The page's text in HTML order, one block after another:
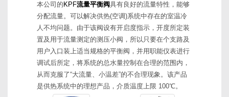
本公司的 KPF流量平衡阀具有良好的流量特性，能够
分配流量。可以解决供热(空调)系统中存在的室温冷
人不均问题。由于该阀设有开启度指示，开度所定装
置及用于流量测定的测压小阀，所以只要在个支路及
用户入口装上适当规格的平衡阀，并用职能仪表进行
调试后所定，将系统的总水量控制在合理的范围内，
从而克服了“大流量、小温差”的不合理现象。该产品
是供热系统中的理想产品，介质温度上限 100℃。